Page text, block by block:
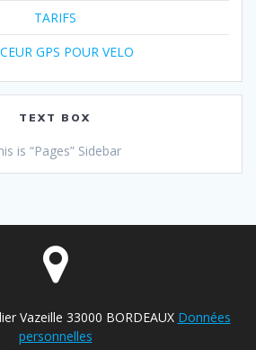
TARIFS
GPS POUR VELO
TEXT BOX
is “Pages” Sidebar
Vazeille 33000 BORDEAUX Données
personnelles